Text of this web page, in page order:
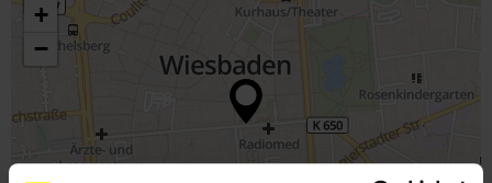
+
−